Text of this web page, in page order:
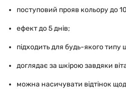
поступовий прояв кольору до
ефект до 5 днів;
підходить для будь-якого типу
доглядає за шкірою завдяки
можна насичувати відтінок